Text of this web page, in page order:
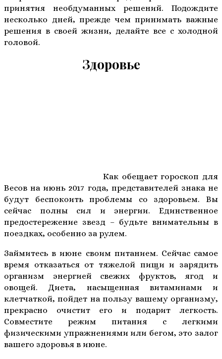
принятия необдуманных решений. Подождите
несколько дней, прежде чем принимать важные
решения в своей жизни, делайте все с холодной
головой.
Здоровье
Как обещает гороскоп для
Весов на июнь 2017 года, представителей знака не
будут беспокоить проблемы со здоровьем. Вы
сейчас полны сил и энергии. Единственное
предостережение звезд – будьте внимательны в
поездках, особенно за рулем.
Займитесь в июне своим питанием. Сейчас самое
время отказаться от тяжелой пищи и зарядить
организм энергией свежих фруктов, ягод и
овощей. Диета, насыщенная витаминами и
клетчаткой, пойдет на пользу вашему организму,
прекрасно очистит его и подарит легкость.
Совместите режим питания с легкими
физическими упражнениями или бегом, это залог
вашего здоровья в июне.